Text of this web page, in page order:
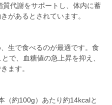
代謝をサポートし、体内に蓄
があるとされています。
生で食べるのが最適です。食
で、血糖値の急上昇を抑え、
ます。
約100g）あたり約14kcalと